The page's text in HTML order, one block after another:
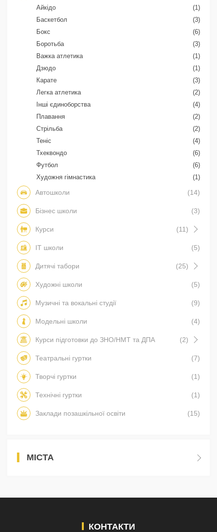
Айкідо
(1)
Баскетбол
(3)
Бокс
(6)
Боротьба
(3)
Важка атлетика
(1)
Дзюдо
(1)
Карате
(3)
Легка атлетика
(2)
Інші єдиноборства
(4)
Плавання
(2)
Стрільба
(2)
Теніс
(4)
Тхеквондо
(6)
Футбол
(6)
Художня гімнастика
(1)
Автошколи (14)
Бізнес школи (3)
Курси (11)
IT школи (5)
Дитячі табори (25)
Художні школи (5)
Музичні та вокальні студії (9)
Модельні школи (4)
Курси підготовки до ЗНО/НМТ та ДПА (2)
Театральні гуртки (7)
Творчі гуртки (1)
Технічні гуртки (1)
Заклади позашкільної освіти (15)
МІСТА
КОНТАКТИ